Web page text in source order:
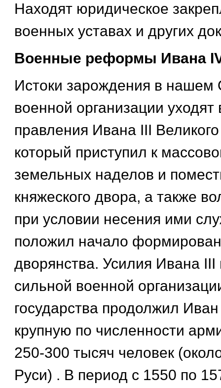
Находят юридическое
военных уставах и других
Военные реформы Ивана
Истоки зарождения в нашем
военной организации уходят
правления Ивана III
который приступил к
земельных наделов и
княжеского двора, а также
при условии несения ими
положил начало
дворянства. Усилия Ивана
сильной военной
государства продолжил
крупную по численности
250-300 тысяч человек
Руси) . В период с 1550 по